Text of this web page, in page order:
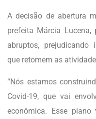
A decisão de abertura
prefeita Márcia
abruptos, prejudicando
que retomem as
“Nós estamos
Covid-19, que vai
econômica. Esse